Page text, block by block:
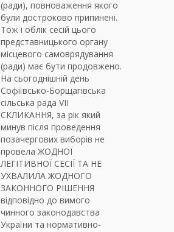
(ради), повноваження якого
були достроково припинені.
Тож і облік сесій цього
представницького органу
місцевого самоврядування
(ради) має бути продовжено.
На сьогоднішній день
Софіївсько-Борщагівська
сільська рада VII
СКЛИКАННЯ, за рік який
минув після проведення
позачергових виборів не
провела ЖОДНОЇ
ЛЕГІТИВНОЇ СЕСІЇ ТА НЕ
УХВАЛИЛА ЖОДНОГО
ЗАКОННОГО РІШЕННЯ
відповідно до вимого
чинного законодавства
України та нормативно-